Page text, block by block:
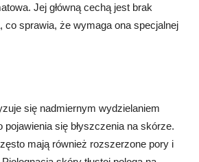
Jej główną cechą jest brak
co sprawia, że wymaga ona specjalnej
się nadmiernym wydzielaniem
się błyszczenia na skórze.
mają również rozszerzone pory i